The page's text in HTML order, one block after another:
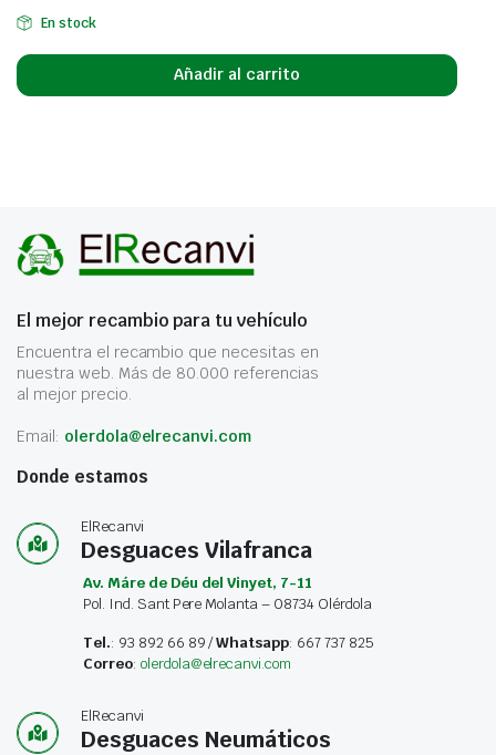
En stock
Añadir al carrito
El mejor recambio para tu vehículo
Encuentra el recambio que necesitas en
nuestra web. Más de 80.000 referencias
al mejor precio.
Email: olerdola@elrecanvi.com
Donde estamos
ElRecanvi
Desguaces Vilafranca
Av. Máre de Déu del Vinyet, 7-11
Pol. Ind. Sant Pere Molanta – 08734 Olérdola
Tel.: 93 892 66 89 /Whatsapp: 667 737 825
Correo: olerdola@elrecanvi.com
ElRecanvi
Desguaces Neumáticos